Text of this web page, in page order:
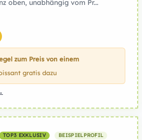
oben, unabhängig vom Pr...
zum Preis von einem
gratis dazu
TOP3 EXKLUSIV BEISPIELPROFIL